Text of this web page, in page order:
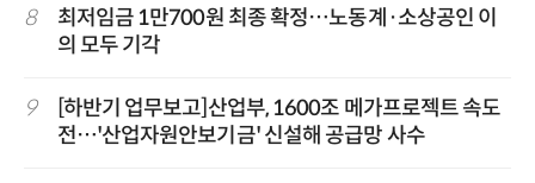
8
최저임금 1만700원 최종 확정…노동계·소상공인 이
의 모두 기각
9
[하반기 업무보고]산업부, 1600조 메가프로젝트 속도
전…'산업자원안보기금' 신설해 공급망 사수